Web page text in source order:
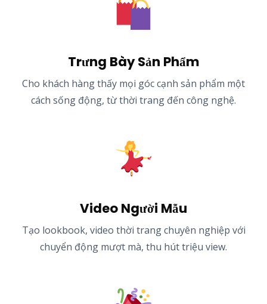
Trưng Bày Sản Phẩm
Cho khách hàng thấy mọi góc cạnh sản phẩm một
cách sống động, từ thời trang đến công nghệ.
Video Người Mẫu
Tạo lookbook, video thời trang chuyên nghiệp với
chuyển động mượt mà, thu hút triệu view.